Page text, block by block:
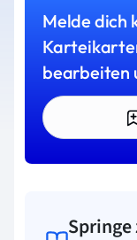
Melde dich
bearbeiten